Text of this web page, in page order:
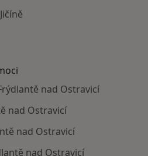
nad Ostravicí
nad Ostravicí
nad Ostravicí
nad Ostravicí